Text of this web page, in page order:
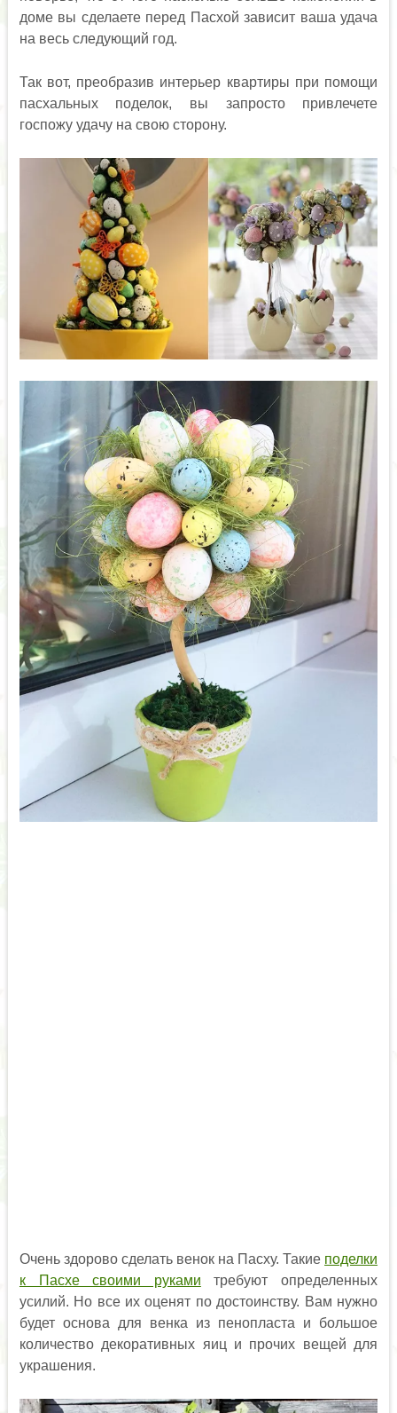
доме вы сделаете перед Пасхой зависит ваша удача
на весь следующий год.
Так вот, преобразив интерьер квартиры при помощи
пасхальных поделок, вы запросто привлечете
госпожу удачу на свою сторону.
Очень здорово сделать венок на Пасху. Такие поделки
к Пасхе своими руками требуют определенных
усилий. Но все их оценят по достоинству. Вам нужно
будет основа для венка из пенопласта и большое
количество декоративных яиц и прочих вещей для
украшения.